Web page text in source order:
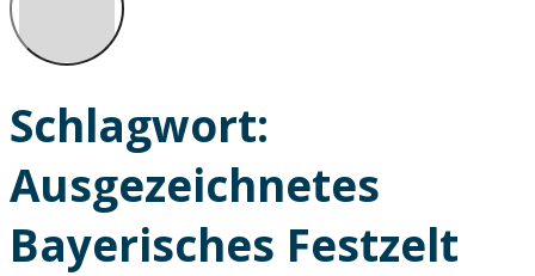
Schlagwort:
Ausgezeichnetes
Bayerisches Festzelt